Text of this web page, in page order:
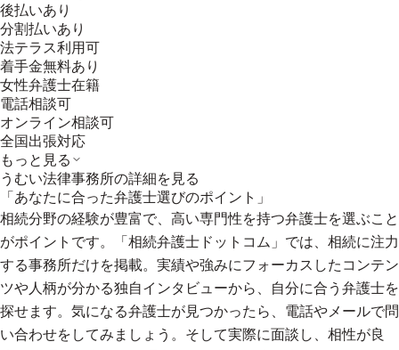
後払いあり
分割払いあり
法テラス利用可
着手金無料あり
女性弁護士在籍
電話相談可
オンライン相談可
全国出張対応
もっと見る
うむい法律事務所の詳細を見る
「あなたに合った弁護士選びのポイント」
相続分野の経験が豊富で、高い専門性を持つ弁護士を選ぶこと
がポイントです。「相続弁護士ドットコム」では、相続に注力
する事務所だけを掲載。実績や強みにフォーカスしたコンテン
ツや人柄が分かる独自インタビューから、自分に合う弁護士を
探せます。気になる弁護士が見つかったら、電話やメールで問
い合わせをしてみましょう。そして実際に面談し、相性が良